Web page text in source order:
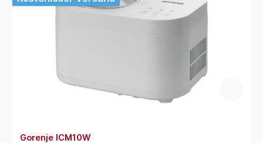
Gorenje ICM10W